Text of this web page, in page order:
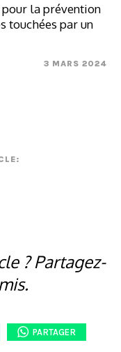
pour la prévention
touchées par un
3 MARS 2024
? Partagez-
PARTAGER